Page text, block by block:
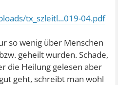
tx_szleitl...019-04.pdf
so wenig über Menschen
geheilt wurden. Schade,
die Heilung gelesen aber
geht, schreibt man wohl